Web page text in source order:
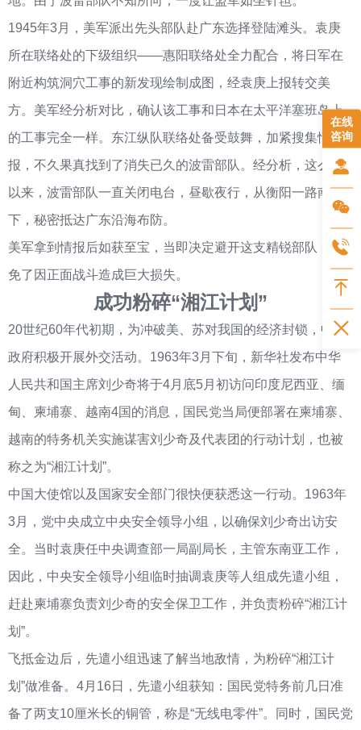
1945年3月，美军派出先头部队赴广东选择登陆滩头。袁庚
所在联络处的下级组织——惠阳联络处全力配合，将日军在
附近构筑洞穴工事的新发现绘制成图，经袁庚上报转交美
方。美军经分析对比，确认该工事和日本在太平洋塞班岛上
的工事完全一样。东江纵队联络处备受鼓舞，加紧搜集情
报，不久果真找到了消失已久的波雷部队。经分析，这么久
以来，波雷部队一直关闭电台，昼歇夜行，从衡阳一路南
下，秘密抵达广东沿海布防。
美军拿到情报后如获至宝，当即决定避开这支精锐部队，避
免了因正面战斗造成巨大损失。
成功粉碎“湘江计划”
20世纪60年代初期，为冲破美、苏对我国的经济封锁，中国
政府积极开展外交活动。1963年3月下旬，新华社发布中华
人民共和国主席刘少奇将于4月底5月初访问印度尼西亚、缅
甸、柬埔寨、越南4国的消息，国民党当局便部署在柬埔寨、
越南的特务机关实施谋害刘少奇及代表团的行动计划，也被
称之为“湘江计划”。
中国大使馆以及国家安全部门很快便获悉这一行动。1963年
3月，党中央成立中央安全领导小组，以确保刘少奇出访安
全。当时袁庚任中央调查部一局副局长，主管东南亚工作，
因此，中央安全领导小组临时抽调袁庚等人组成先遣小组，
赶赴柬埔寨负责刘少奇的安全保卫工作，并负责粉碎“湘江计
划”。
飞抵金边后，先遣小组迅速了解当地敌情，为粉碎“湘江计
划”做准备。4月16日，先遣小组获知：国民党特务前几日准
备了两支10厘米长的铜管，称是“无线电零件”。同时，国民党
在线
咨询